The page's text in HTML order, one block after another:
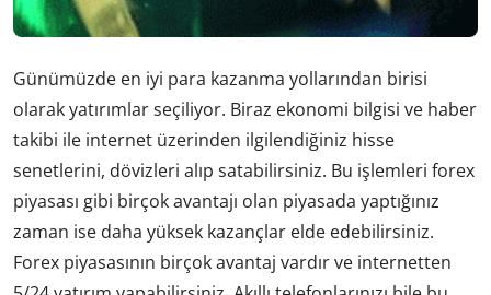
Günümüzde en iyi para kazanma yollarından birisi
olarak yatırımlar seçiliyor. Biraz ekonomi bilgisi ve haber
takibi ile internet üzerinden ilgilendiğiniz hisse
senetlerini, dövizleri alıp satabilirsiniz. Bu işlemleri forex
piyasası gibi birçok avantajı olan piyasada yaptığınız
zaman ise daha yüksek kazançlar elde edebilirsiniz.
Forex piyasasının birçok avantaj vardır ve internetten